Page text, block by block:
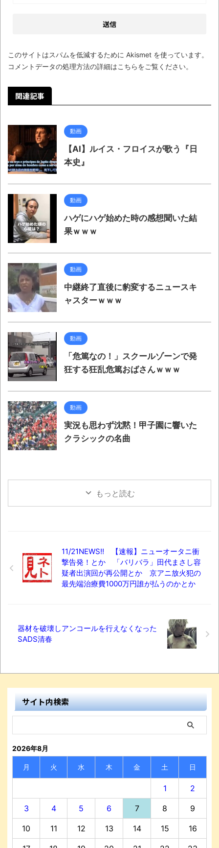
このサイトはスパムを低減するために Akismet を使っています。
コメントデータの処理方法の詳細はこちらをご覧ください。
関連記事
動画
【AI】ルイス・フロイスが歌う『日
本史』
動画
ハゲにハゲ始めた時の感想聞いた結
果ｗｗｗ
動画
中継終了直後に豹変するニュースキ
ャスターｗｗｗ
動画
「危篤なの！」スクールゾーンで発
狂する狂乱危篤おばさんｗｗｗ
動画
実況も思わず沈黙！甲子園に響いた
クラシックの名曲
もっと読む
11/21NEWS!! 【速報】ニューオータニ衝
撃告発！とか 「バリバラ」田代まさし容
疑者出演回が再公開とか 京アニ放火犯の
最先端治療費1000万円誰が払うのかとか
器材を破壊しアンコールを行えなくなった
SADS清春
サイト内検索
2026年8月
月 火 水 木 金 土 日
1 2
3 4 5 6 7 8 9
10 11 12 13 14 15 16